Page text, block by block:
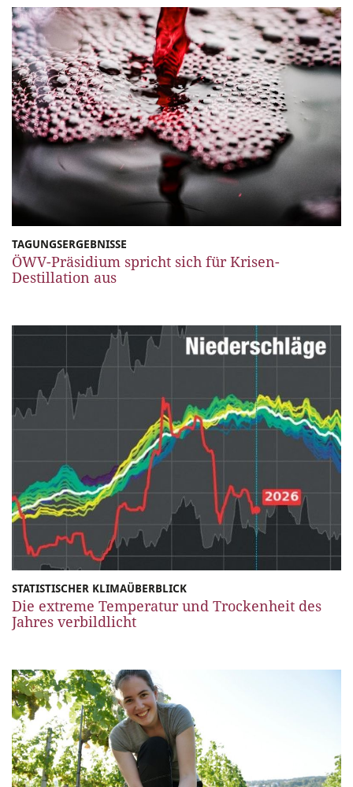
TAGUNGSERGEBNISSE
ÖWV-Präsidium spricht sich für Krisen-
Destillation aus
STATISTISCHER KLIMAÜBERBLICK
Die extreme Temperatur und Trockenheit des
Jahres verbildlicht